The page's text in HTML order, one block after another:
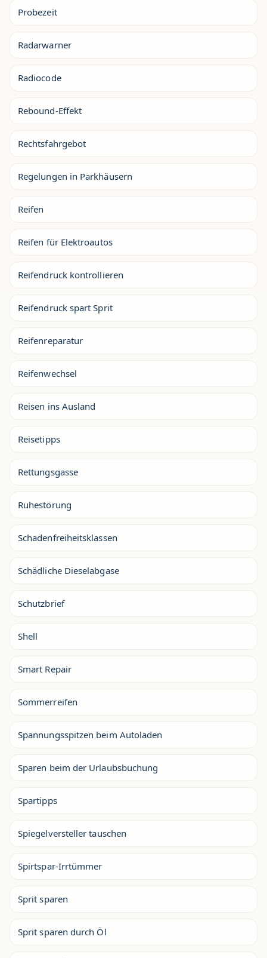
Probezeit
Radarwarner
Radiocode
Rebound-Effekt
Rechtsfahrgebot
Regelungen in Parkhäusern
Reifen
Reifen für Elektroautos
Reifendruck kontrollieren
Reifendruck spart Sprit
Reifenreparatur
Reifenwechsel
Reisen ins Ausland
Reisetipps
Rettungsgasse
Ruhestörung
Schadenfreiheitsklassen
Schädliche Dieselabgase
Schutzbrief
Shell
Smart Repair
Sommerreifen
Spannungsspitzen beim Autoladen
Sparen beim der Urlaubsbuchung
Spartipps
Spiegelversteller tauschen
Spirtspar-Irrtümmer
Sprit sparen
Sprit sparen durch Öl